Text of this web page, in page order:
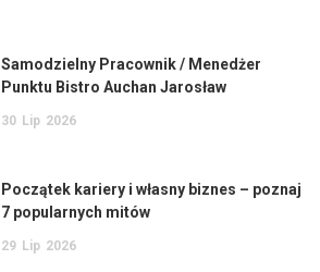
Samodzielny Pracownik / Menedżer
Punktu Bistro Auchan Jarosław
30 Lip 2026
Początek kariery i własny biznes – poznaj
7 popularnych mitów
29 Lip 2026